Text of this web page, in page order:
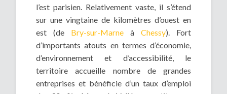
l’est parisien. Relativement vaste, il s’étend
sur une vingtaine de kilomètres d’ouest en
est (de Bry-sur-Marne à Chessy). Fort
d’importants atouts en termes d’économie,
d’environnement et d’accessibilité, le
territoire accueille nombre de grandes
entreprises et bénéficie d’un taux d’emploi